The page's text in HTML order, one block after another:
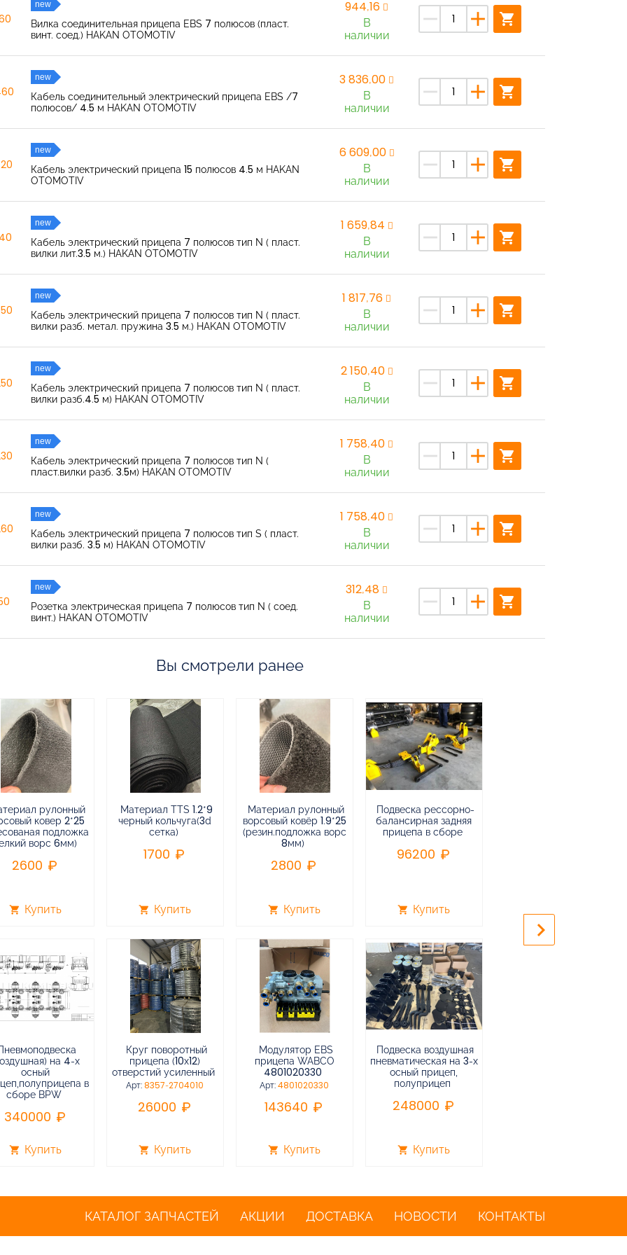
new
Вилка соединительная прицепа EBS 7 полюсов (пласт.
винт. соед.) HAKAN OTOMOTIV
944,16
В
наличии
remove add shopping_cart
new
Кабель соединительный электрический прицепа EBS /7
полюсов/ 4.5 м HAKAN OTOMOTIV
3 836,00
В
наличии
remove add shopping_cart
new
Кабель электрический прицепа 15 полюсов 4.5 м HAKAN
OTOMOTIV
6 609,00
В
наличии
remove add shopping_cart
new
Кабель электрический прицепа 7 полюсов тип N ( пласт.
вилки лит.3.5 м.) HAKAN OTOMOTIV
1 659,84
В
наличии
remove add shopping_cart
new
Кабель электрический прицепа 7 полюсов тип N ( пласт.
вилки разб. метал. пружина 3.5 м.) HAKAN OTOMOTIV
1 817,76
В
наличии
remove add shopping_cart
new
Кабель электрический прицепа 7 полюсов тип N ( пласт.
вилки разб.4.5 м) HAKAN OTOMOTIV
2 150,40
В
наличии
remove add shopping_cart
new
Кабель электрический прицепа 7 полюсов тип N (
пласт.вилки разб. 3.5м) HAKAN OTOMOTIV
1 758,40
В
наличии
remove add shopping_cart
new
Кабель электрический прицепа 7 полюсов тип S ( пласт.
вилки разб. 3.5 м) HAKAN OTOMOTIV
1 758,40
В
наличии
remove add shopping_cart
new
Розетка электрическая прицепа 7 полюсов тип N ( соед.
винт.) HAKAN OTOMOTIV
312,48
В
наличии
remove add shopping_cart
Вы смотрели ранее
рулонный
ковер 2*25
подложка
ворс 6мм)
2600
shopping_cart Купить
на 4-х
осный
в
сборе BPW
340000
shopping_cart Купить
Материал TTS 1.2*9
черный кольчуга(3d
сетка)
1700
shopping_cart Купить
Круг поворотный
прицепа (10х12)
отверстий усиленный
Арт:8357-2704010
26000
shopping_cart Купить
Материал рулонный
ворсовый ковёр 1.9*25
(резин.подложка ворс
8мм)
2800
shopping_cart Купить
Модулятор EBS
прицепа WABCO
4801020330
Арт:4801020330
143640
shopping_cart Купить
Подвеска рессорно-
балансирная задняя
прицепа в сборе
96200
shopping_cart Купить
Подвеска воздушная
пневматическая на 3-х
осный прицеп,
полуприцеп
248000
shopping_cart Купить
keyboard_arrow_right
КАТАЛОГ ЗАПЧАСТЕЙ АКЦИИ ДОСТАВКА НОВОСТИ КОНТАКТЫ